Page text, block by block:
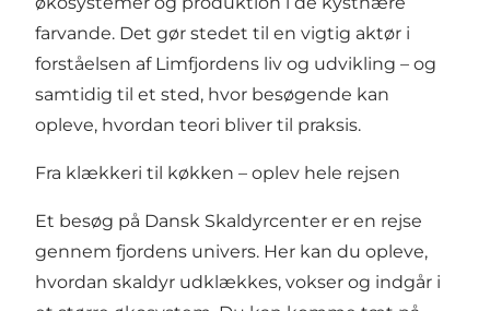
farvande. Det gør stedet til en vigtig aktør i
forståelsen af Limfjordens liv og udvikling – og
samtidig til et sted, hvor besøgende kan
opleve, hvordan teori bliver til praksis.
Fra klækkeri til køkken – oplev hele rejsen
Et besøg på Dansk Skaldyrcenter er en rejse
gennem fjordens univers. Her kan du opleve,
hvordan skaldyr udklækkes, vokser og indgår i